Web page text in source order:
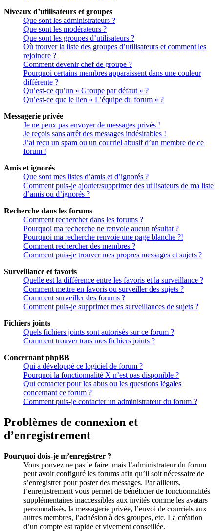
Niveaux d’utilisateurs et groupes
Que sont les administrateurs ?
Que sont les modérateurs ?
Que sont les groupes d’utilisateurs ?
Où trouver la liste des groupes d’utilisateurs et comment les
rejoindre ?
Comment devenir chef de groupe ?
Pourquoi certains membres apparaissent dans une couleur
différente ?
Qu’est-ce qu’un « Groupe par défaut » ?
Qu’est-ce que le lien « L’équipe du forum » ?
Messagerie privée
Je ne peux pas envoyer de messages privés !
Je reçois sans arrêt des messages indésirables !
J’ai reçu un spam ou un courriel abusif d’un membre de ce
forum !
Amis et ignorés
Que sont mes listes d’amis et d’ignorés ?
Comment puis-je ajouter/supprimer des utilisateurs de ma liste
d’amis ou d’ignorés ?
Recherche dans les forums
Comment rechercher dans les forums ?
Pourquoi ma recherche ne renvoie aucun résultat ?
Pourquoi ma recherche renvoie une page blanche ?!
Comment rechercher des membres ?
Comment puis-je trouver mes propres messages et sujets ?
Surveillance et favoris
Quelle est la différence entre les favoris et la surveillance ?
Comment mettre en favoris ou surveiller des sujets ?
Comment surveiller des forums ?
Comment puis-je supprimer mes surveillances de sujets ?
Fichiers joints
Quels fichiers joints sont autorisés sur ce forum ?
Comment trouver tous mes fichiers joints ?
Concernant phpBB
Qui a développé ce logiciel de forum ?
Pourquoi la fonctionnalité X n’est pas disponible ?
Qui contacter pour les abus ou les questions légales
concernant ce forum ?
Comment puis-je contacter un administrateur du forum ?
Problèmes de connexion et
d’enregistrement
Pourquoi dois-je m’enregistrer ?
Vous pouvez ne pas le faire, mais l’administrateur du forum
peut avoir configuré les forums afin qu’il soit nécessaire de
s’enregistrer pour poster des messages. Par ailleurs,
l’enregistrement vous permet de bénéficier de fonctionnalités
supplémentaires inaccessibles aux invités comme les avatars
personnalisés, la messagerie privée, l’envoi de courriels aux
autres membres, l’adhésion à des groupes, etc. La création
d’un compte est rapide et vivement conseillée.